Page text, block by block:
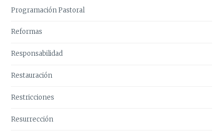
Programación Pastoral
Reformas
Responsabilidad
Restauración
Restricciones
Resurrección